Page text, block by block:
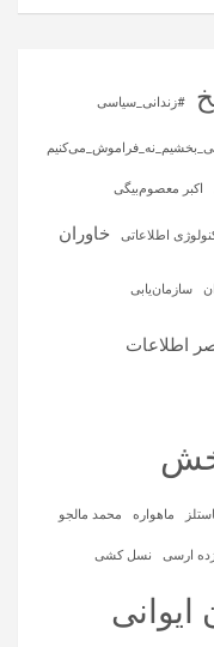
#زندانی_سیاسی
اکبر معصوم‌بیگی
اطلاعاتی خاوران
سازمان‌یابی
اطلاعات
ماهواره‌ محمد مالجو
ارسی نسل کشی
ایوانی